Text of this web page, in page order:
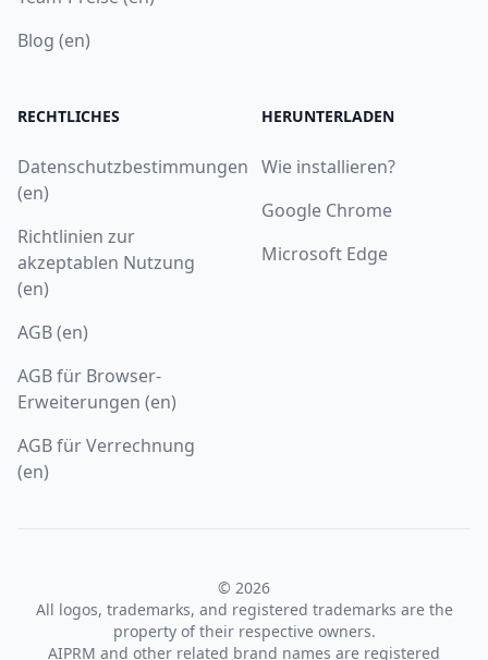
Blog (en)
RECHTLICHES
Datenschutzbestimmungen
(en)
Richtlinien zur
akzeptablen Nutzung
(en)
AGB (en)
AGB für Browser-
Erweiterungen (en)
AGB für Verrechnung
(en)
HERUNTERLADEN
Wie installieren?
Google Chrome
Microsoft Edge
© 2026
All logos, trademarks, and registered trademarks are the
property of their respective owners.
AIPRM and other related brand names are registered